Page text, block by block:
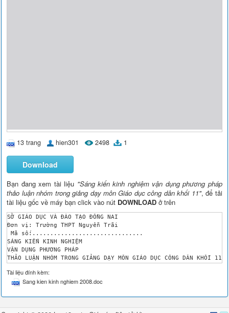
13 trang hien301 2498 1
Download
Bạn đang xem tài liệu "Sáng kiến kinh nghiệm vận dụng phương pháp
thảo luận nhóm trong giảng dạy môn Giáo dục công dân khối 11", để tải
tài liệu gốc về máy bạn click vào nút DOWNLOAD ở trên
SỞ GIÁO DỤC VÀ ĐÀO TẠO ĐỒNG NAI
Đơn vị: Trường THPT Nguyễn Trãi
Mã số:...............................
SÁNG KIẾN KINH NGHIỆM
VẬN DỤNG PHƯƠNG PHÁP
THẢO LUẬN NHÓM TRONG GIẢNG DẠY MÔN GIÁO DỤC CÔNG DÂN KHỐI 11
Người thực hiện: TRẦN THỊ VƯƠNG NHI
Lĩnh vực nghiên cứu:
Quản lý giáo dục *
Phương pháp giáo dục *
Lĩnh vực khác..........................................*
Tài liệu đính kèm:
Sang kien kinh nghiem 2008.doc